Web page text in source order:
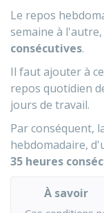
Le repos
semaine à
consécutives.
Il faut ajouter à
repos quotidien
jours de travail.
Par conséquent,
hebdomadaire,
35 heures
À savoir